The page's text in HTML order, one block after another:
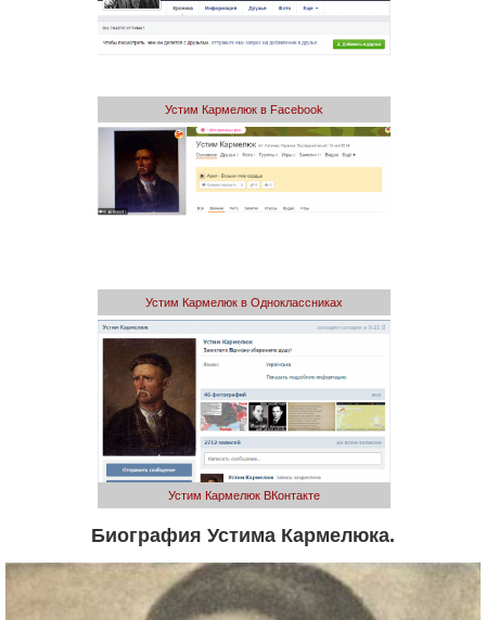
Устим Кармелюк в Facebook
Устим Кармелюк в Одноклассниках
Устим Кармелюк ВКонтакте
Биография Устима Кармелюка.